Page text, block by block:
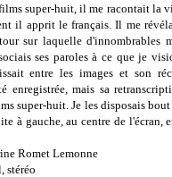
super-huit, il me racontait la
il apprit le français. Il me
sur laquelle d'innombrables
ses paroles à ce que je
entre les images et son
enregistrée, mais sa
super-huit. Je les disposais
à gauche, au centre de l'écran,
Romet Lemonne
stéréo